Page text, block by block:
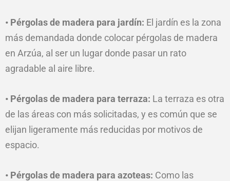
• Pérgolas de madera para jardín: El jardín es la zona
más demandada donde colocar pérgolas de madera
en Arzúa, al ser un lugar donde pasar un rato
agradable al aire libre.
• Pérgolas de madera para terraza: La terraza es otra
de las áreas con más solicitadas, y es común que se
elijan ligeramente más reducidas por motivos de
espacio.
• Pérgolas de madera para azoteas: Como las